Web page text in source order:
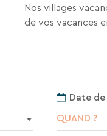
Nos villages
de vos vacances
Date
QUAND ?